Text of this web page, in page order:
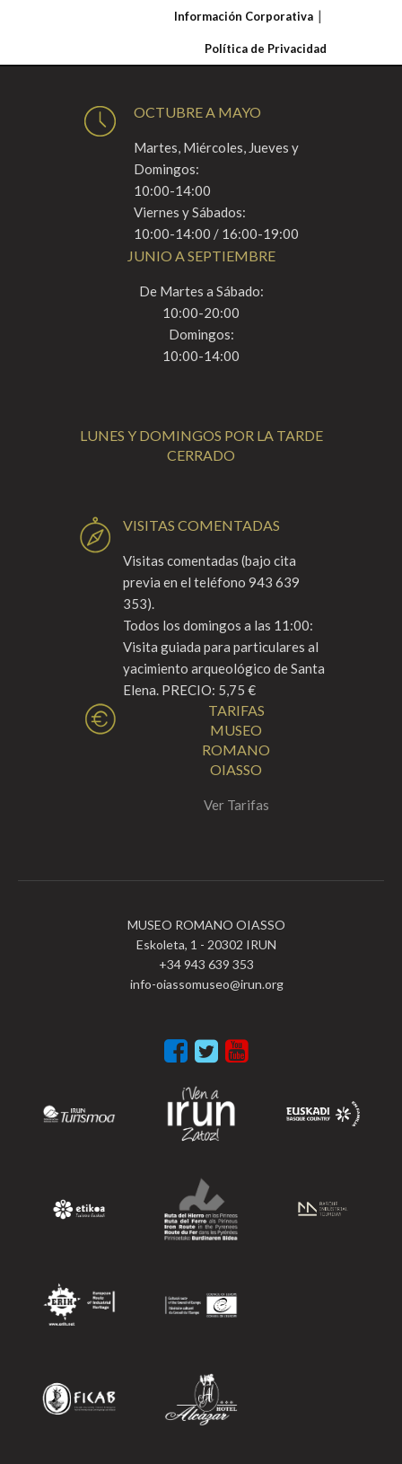
Información Corporativa
Política de Privacidad
OCTUBRE A MAYO
Martes, Miércoles, Jueves y
Domingos:
10:00-14:00
Viernes y Sábados:
10:00-14:00 / 16:00-19:00
JUNIO A SEPTIEMBRE
De Martes a Sábado:
10:00-20:00
Domingos:
10:00-14:00
LUNES Y DOMINGOS POR LA TARDE
CERRADO
VISITAS COMENTADAS
Visitas comentadas (bajo cita
previa en el teléfono 943 639
353).
Todos los domingos a las 11:00:
Visita guiada para particulares al
yacimiento arqueológico de Santa
Elena. PRECIO: 5,75 €
TARIFAS
MUSEO
ROMANO
OIASSO
Ver Tarifas
MUSEO ROMANO OIASSO
Eskoleta, 1 - 20302 IRUN
+34 943 639 353
info-oiassomuseo@irun.org